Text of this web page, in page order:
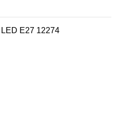
E27 12274